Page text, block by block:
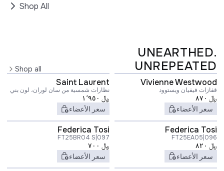
Shop All
UNEARTHED.
UNREPEATED
Shop all
Vivienne Westwood
قفازات فيفيان ويستوود
﷼ ٨٧٠
سعر الأعضاء
Saint Laurent
نظارات شمسية من سان لوران، لون بني
﷼ ١٬٩٥٠
سعر الأعضاء
Federica Tosi
FT25EA05|096
﷼ ٨٢٠
سعر الأعضاء
Federica Tosi
FT25BR04 S|097
﷼ ٧٠٠
سعر الأعضاء